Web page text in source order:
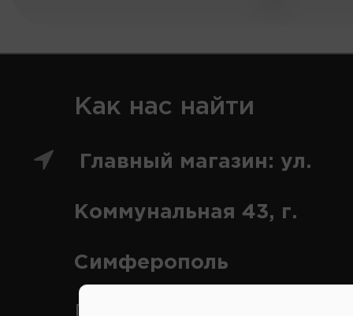
Как нас найти
Главный магазин: ул.
Коммунальная 43, г.
Симферополь